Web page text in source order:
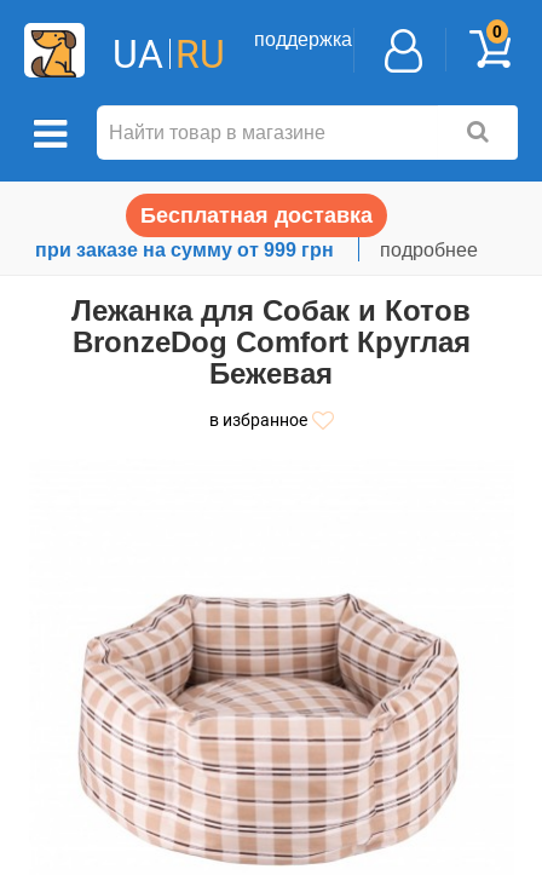
UA RU поддержка 0
Бесплатная доставка
при заказе на сумму от 999 грн подробнее
Лежанка для Собак и Котов
BronzeDog Comfort Круглая
Бежевая
в избранное